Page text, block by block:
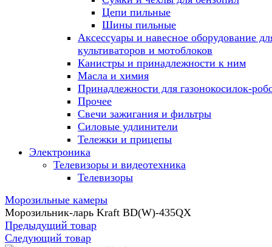
Цепи пильные
Шины пильные
Аксессуары и навесное оборудование
культиваторов и мотоблоков
Канистры и принадлежности к ним
Масла и химия
Принадлежности для газонокосилок-
Прочее
Свечи зажигания и фильтры
Силовые удлинители
Тележки и прицепы
Электроника
Телевизоры и видеотехника
Телевизоры
Морозильные камеры
Морозильник-ларь Kraft BD(W)-435QX
Предыдущий товар
Следующий товар